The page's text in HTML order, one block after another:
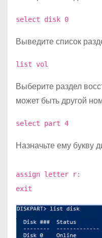
select disk 0
Выведите список
list vol
Выберите раздел
может быть другой
select part 4
Назначьте ему букву
assign letter r:
exit